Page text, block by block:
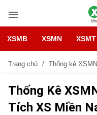
XSMB XSMN XSMT
Trang chủ Thống kê XSMN
Thống Kê
Tích XS Miền